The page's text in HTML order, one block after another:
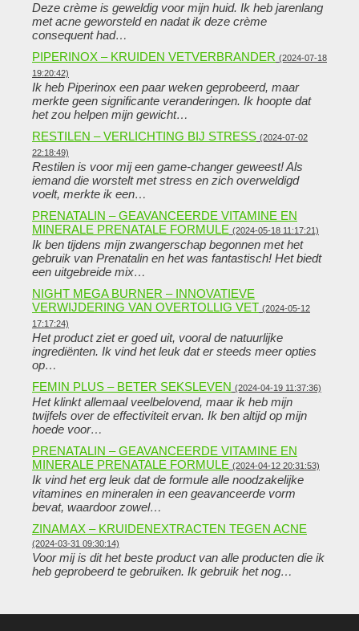
Deze crème is geweldig voor mijn huid. Ik heb jarenlang
met acne geworsteld en nadat ik deze crème
consequent had…
PIPERINOX – KRUIDEN VETVERBRANDER (2024-07-18
19:20:42)
Ik heb Piperinox een paar weken geprobeerd, maar
merkte geen significante veranderingen. Ik hoopte dat
het zou helpen mijn gewicht…
RESTILEN – VERLICHTING BIJ STRESS (2024-07-02
22:18:49)
Restilen is voor mij een game-changer geweest! Als
iemand die worstelt met stress en zich overweldigd
voelt, merkte ik een…
PRENATALIN – GEAVANCEERDE VITAMINE EN
MINERALE PRENATALE FORMULE (2024-05-18 11:17:21)
Ik ben tijdens mijn zwangerschap begonnen met het
gebruik van Prenatalin en het was fantastisch! Het biedt
een uitgebreide mix…
NIGHT MEGA BURNER – INNOVATIEVE
VERWIJDERING VAN OVERTOLLIG VET (2024-05-12
17:17:24)
Het product ziet er goed uit, vooral de natuurlijke
ingrediënten. Ik vind het leuk dat er steeds meer opties
op…
FEMIN PLUS – BETER SEKSLEVEN (2024-04-19 11:37:36)
Het klinkt allemaal veelbelovend, maar ik heb mijn
twijfels over de effectiviteit ervan. Ik ben altijd op mijn
hoede voor…
PRENATALIN – GEAVANCEERDE VITAMINE EN
MINERALE PRENATALE FORMULE (2024-04-12 20:31:53)
Ik vind het erg leuk dat de formule alle noodzakelijke
vitamines en mineralen in een geavanceerde vorm
bevat, waardoor zowel…
ZINAMAX – KRUIDENEXTRACTEN TEGEN ACNE
(2024-03-31 09:30:14)
Voor mij is dit het beste product van alle producten die ik
heb geprobeerd te gebruiken. Ik gebruik het nog…